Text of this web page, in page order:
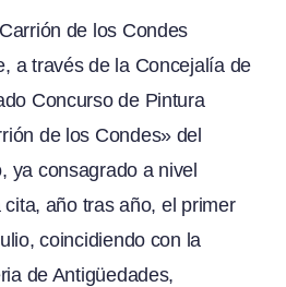
de los Condes
a través de la Concejalía de
Concurso de Pintura
de los Condes» del
ya consagrado a nivel
año tras año, el primer
coincidiendo con la
de Antigüedades,